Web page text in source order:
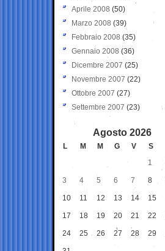
Aprile 2008 (50)
Marzo 2008 (39)
Febbraio 2008 (35)
Gennaio 2008 (36)
Dicembre 2007 (25)
Novembre 2007 (22)
Ottobre 2007 (27)
Settembre 2007 (23)
Agosto 2026
L M M G V S
1
3 4 5 6 7 8
10 11 12 13 14 15
17 18 19 20 21 22
24 25 26 27 28 29